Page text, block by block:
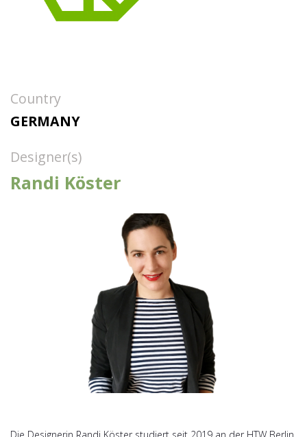
Country
GERMANY
Designer(s)
Randi Köster
Die Designerin Randi Köster studiert seit 2019 an der HTW Berlin